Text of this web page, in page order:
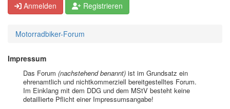
Anmelden Registrieren
Motorradbiker-Forum
Impressum
Das Forum (nachstehend benannt) ist im Grundsatz ein
ehrenamtlich und nichtkommerziell bereitgestelltes Forum.
Im Einklang mit dem DDG und dem MStV besteht keine
detaillierte Pflicht einer Impressumsangabe!